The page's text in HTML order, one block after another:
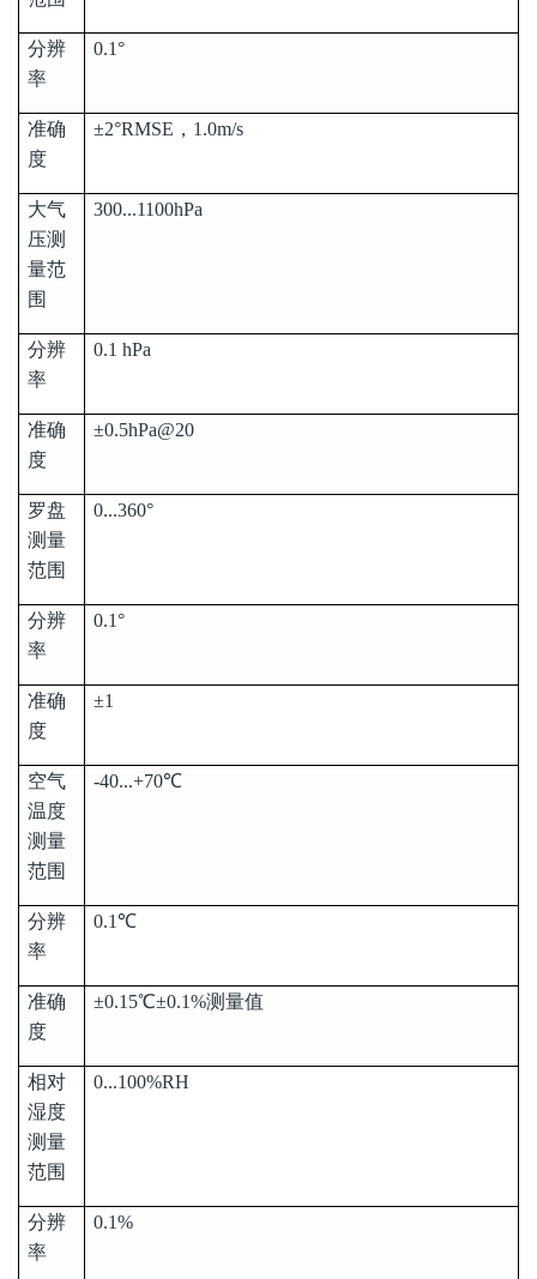
分辨
率
0.1°
准确
度
±2°RMSE，1.0m/s
大气
压测
量范
围
300...1100hPa
分辨
率
0.1 hPa
准确
度
±0.5hPa@20
罗盘
测量
范围
0...360°
分辨
率
0.1°
准确
度
±1
空气
温度
测量
范围
-40...+70℃
分辨
率
0.1℃
准确
度
±0.15℃±0.1%测量值
相对
湿度
测量
范围
0...100%RH
分辨
率
0.1%